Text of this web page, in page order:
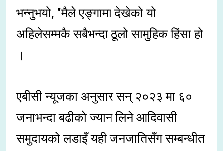
भन्नुभयो, "मैले एङ्गामा देखेको यो
अहिलेसम्मकै सबैभन्दा ठूलो सामुहिक हिंसा हो
।
एबीसी न्यूजका अनुसार सन् २०२३ मा ६०
जनाभन्दा बढीको ज्यान लिने आदिवासी
समुदायको लडाइँ यही जनजातिसँग सम्बन्धीत